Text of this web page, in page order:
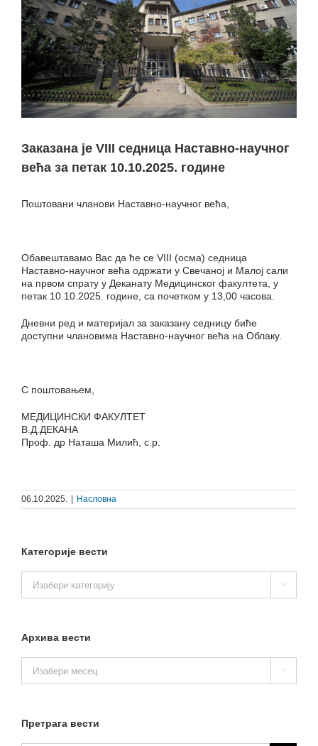
Заказана је VIII седница Наставно-научног
већа за петак 10.10.2025. године
Поштовани чланови Наставно-научног већа,
Обавештавамо Вас да ће се VIII (осма) седница
Наставно-научног већа одржати у Свечаној и Малој сали
на првом спрату у Деканату Медицинског факултета, у
петак 10.10.2025. године, са почетком у 13,00 часова.
Дневни ред и материјал за заказану седницу биће
доступни члановима Наставно-научног већа на Облаку.
С поштовањем,
МЕДИЦИНСКИ ФАКУЛТЕТ
В.Д.ДЕКАНА
Проф. др Наташа Милић, с.р.
06.10.2025. Насловна
Категорије вести
вести

Архива вести
вести

Претрага вести